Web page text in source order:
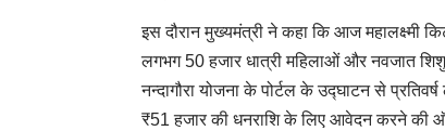
इस दौरान मुख्यमंत्री ने कहा कि आज महालक्ष्मी
लगभग 50 हजार धात्री महिलाओं और नवजात
नन्दागौरा योजना के पोर्टल के उद्घाटन से
₹51 हजार की धनराशि के लिए आवेदन करने की